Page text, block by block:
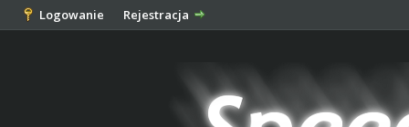
Logowanie Rejestracja